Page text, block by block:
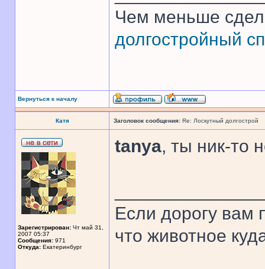
Чем меньше
долгостройный
Вернуться к началу
Катя Заголовок сообщения: Re: Лоскутный долгострой
Зарегистрирован: Чт май 31,
2007 05:37
Сообщения: 971
Откуда: Екатеринбург
tanya, ты ник-то
Если дорогу вам
что животное